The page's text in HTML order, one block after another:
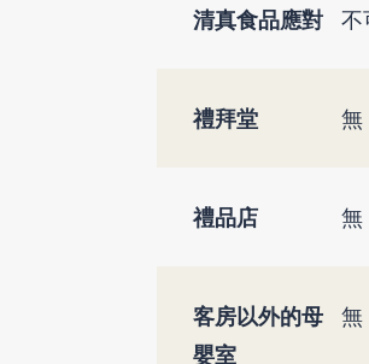
清真食品應對 不
禮拜堂 無
禮品店 無
客房以外的母
嬰室
無